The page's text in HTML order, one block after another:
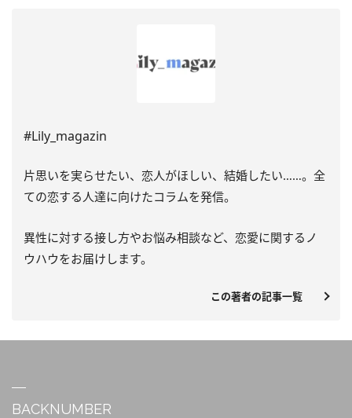
#Lily_magazin
片思いを実らせたい、恋人がほしい、結婚したい……。全
ての恋する人達に向けたコラムを発信。
異性に対する接し方やお悩み相談など、恋愛に関するノ
ウハウをお届けします。
この著者の記事一覧
BACKNUMBER